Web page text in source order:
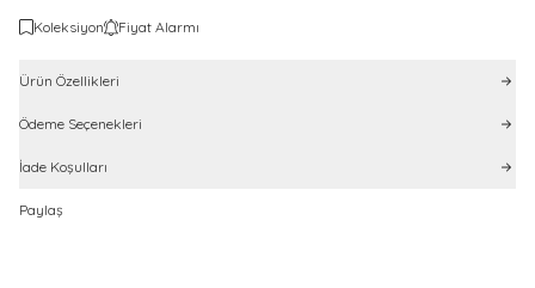
Koleksiyon Fiyat Alarmı
Ürün Özellikleri
Ödeme Seçenekleri
İade Koşulları
Paylaş